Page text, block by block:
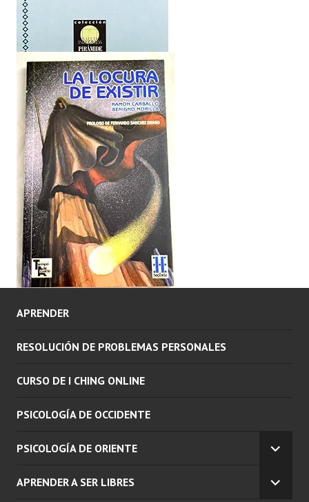
APRENDER
RESOLUCIÓN DE PROBLEMAS PERSONALES
CURSO DE I CHING ONLINE
PSICOLOGÍA DE OCCIDENTE
PSICOLOGÍA DE ORIENTE
MENÚ
APRENDER A SER LIBRES